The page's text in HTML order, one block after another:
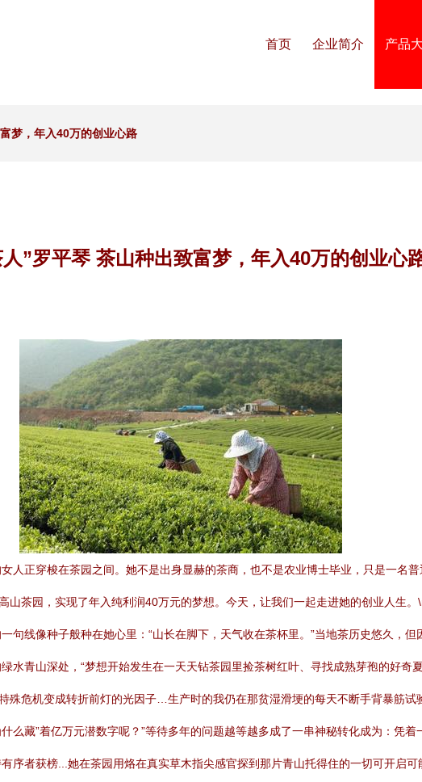
首页 企业简介 产品
梦，年入40万的创业心路
”罗平琴 茶山种出致富梦，年入40万的创业心
人正穿梭在茶园之间。她不是出身显赫的茶商，也不是农业博士毕业，只是一
山茶园，实现了年入纯利润40万元的梦想。今天，让我们一起走进她的创业人生
句线像种子般种在她心里：“山长在脚下，天气收在茶杯里。”当地茶历史悠久，
水青山深处，“梦想开始发生在一天天钻茶园里捡茶树红叶、寻找成熟芽孢的好
殊危机变成转折前灯的光因子…生产时的我仍在那贫湿滑埂的每天不断手背暴筋
么藏”着亿万元潜数字呢？”等待多年的问题越等越多成了一串神秘转化成为：凭
序者获榜...她在茶园用烙在真实草木指尖感官探到那片青山托得住的一切可开启